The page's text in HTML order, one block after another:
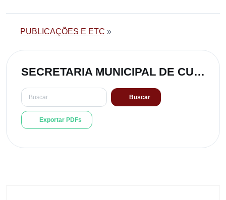
PUBLICAÇÕES E ETC »
SECRETARIA MUNICIPAL DE CULTURA
Buscar
Exportar PDFs